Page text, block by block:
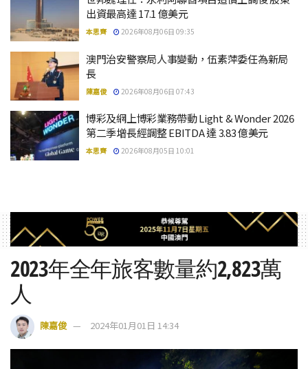
出資最高達 17.1 億美元
本思齊 2026年08月06日 09:35
澳門治安警察局人事變動，伍素萍委任為新局
長
陳嘉俊 2026年08月06日 07:43
博彩及網上博彩業務帶動 Light & Wonder 2026
第二季增長經調整 EBITDA 達 3.83 億美元
本思齊 2026年08月05日 10:01
2023年全年旅客數量約2,823萬
人
陳嘉俊 2024年01月01日 14:34